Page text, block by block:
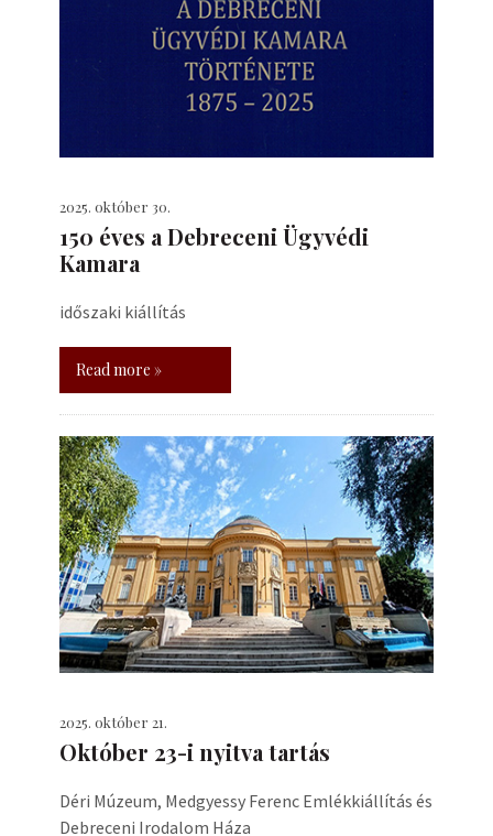
2025. október 30.
150 éves a Debreceni Ügyvédi
Kamara
időszaki kiállítás
Read more »
2025. október 21.
Október 23-i nyitva tartás
Déri Múzeum, Medgyessy Ferenc Emlékkiállítás és
Debreceni Irodalom Háza